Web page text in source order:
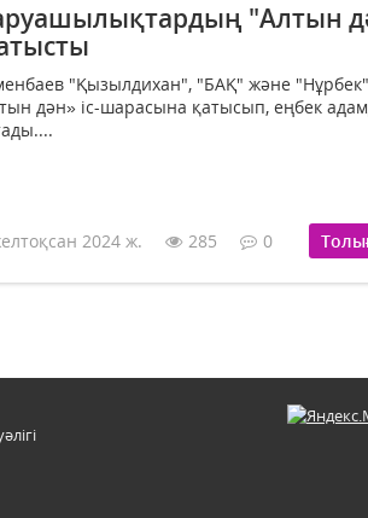
"Алтын
"Қызылдихан", "БАҚ" және
дән» іс-шарасына қатысып, еңбек
2024 ж. 285 0